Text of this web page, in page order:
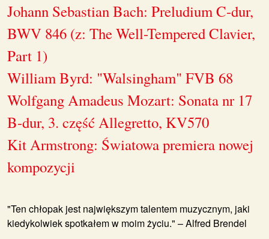
Johann Sebastian Bach: Preludium C-dur,
BWV 846 (z: The Well-Tempered Clavier,
Part 1)
William Byrd: "Walsingham" FVB 68
Wolfgang Amadeus Mozart: Sonata nr 17
B-dur, 3. część Allegretto, KV570
Kit Armstrong: Światowa premiera nowej
kompozycji
"Ten chłopak jest największym talentem muzycznym, jaki
kiedykolwiek spotkałem w moim życiu." – Alfred Brendel